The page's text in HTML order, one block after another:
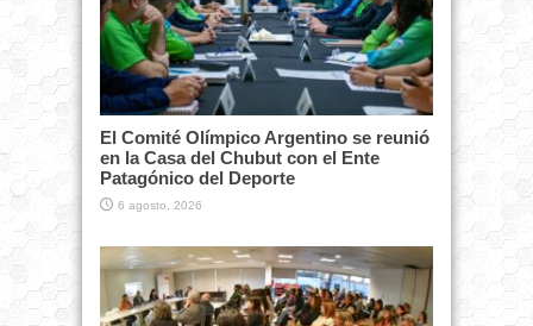
El Comité Olímpico Argentino se reunió
en la Casa del Chubut con el Ente
Patagónico del Deporte
6 agosto, 2026